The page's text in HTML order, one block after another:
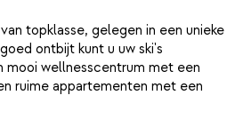
topklasse, gelegen in een unieke
ontbijt kunt u uw ski's
mooi wellnesscentrum met een
ruime appartementen met een